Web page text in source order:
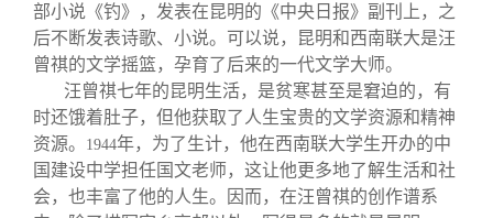
部小说《钓》，发表在昆明的《中央日报》副刊上，之
后不断发表诗歌、小说。可以说，昆明和西南联大是汪
曾祺的文学摇篮，孕育了后来的一代文学大师。
汪曾祺七年的昆明生活，是贫寒甚至是窘迫的，有
时还饿着肚子，但他获取了人生宝贵的文学资源和精神
资源。
1944年，为了生计，他在西南联大学生开办的中
国建设中学担任国文老师，这让他更多地了解生活和社
会，也丰富了他的人生。因而，在汪曾祺的创作谱系